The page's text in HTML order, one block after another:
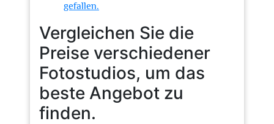
gefallen.
Vergleichen Sie die
Preise verschiedener
Fotostudios, um das
beste Angebot zu
finden.